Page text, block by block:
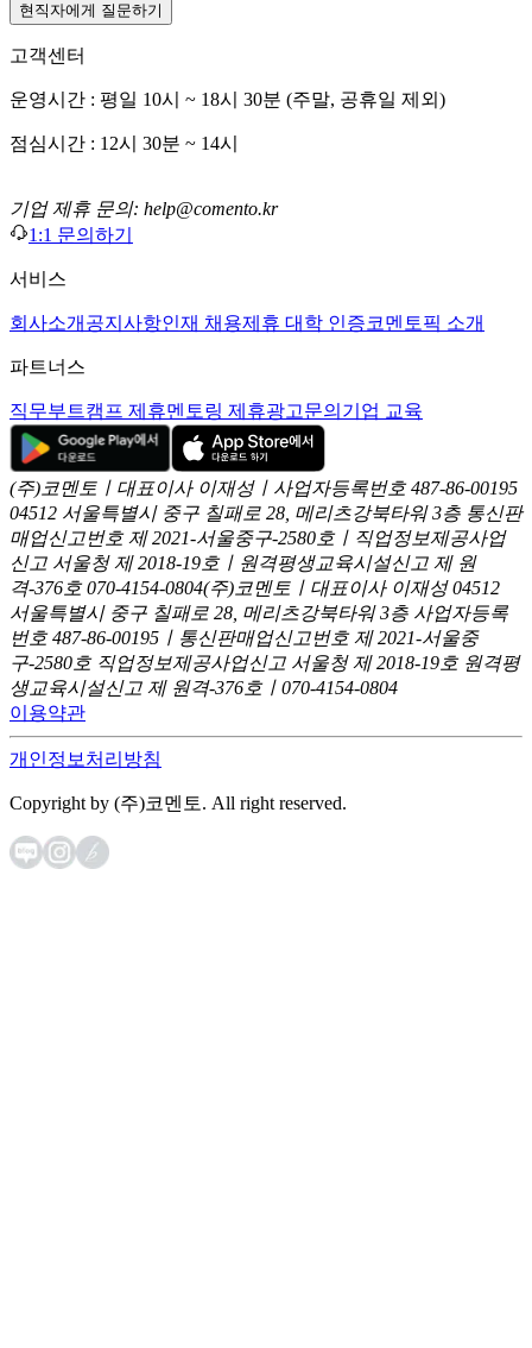
현직자에게 질문하기
고객센터
운영시간 : 평일 10시 ~ 18시 30분 (주말, 공휴일 제외)
점심시간 : 12시 30분 ~ 14시
기업 제휴 문의: help@comento.kr
1:1 문의하기
서비스
회사소개 공지사항인재 채용제휴 대학 인증코멘토픽 소개
파트너스
직무부트캠프 제휴멘토링 제휴광고문의 기업 교육
(주)코멘토ㅣ대표이사 이재성ㅣ사업자등록번호 487-86-00195
04512 서울특별시 중구 칠패로 28, 메리츠강북타워 3층 통신판
매업신고번호 제 2021-서울중구-2580호ㅣ직업정보제공사업
신고 서울청 제 2018-19호ㅣ원격평생교육시설신고 제 원
격-376호 070-4154-0804(주)코멘토ㅣ대표이사 이재성 04512
서울특별시 중구 칠패로 28, 메리츠강북타워 3층 사업자등록
번호 487-86-00195ㅣ통신판매업신고번호 제 2021-서울중
구-2580호 직업정보제공사업신고 서울청 제 2018-19호 원격평
생교육시설신고 제 원격-376호ㅣ070-4154-0804
이용약관
개인정보처리방침
Copyright by (주)코멘토. All right reserved.